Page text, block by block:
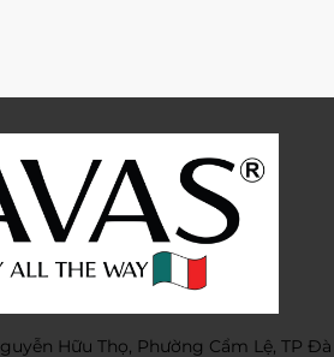
Hữu Thọ, Phường Cẩm Lệ, TP